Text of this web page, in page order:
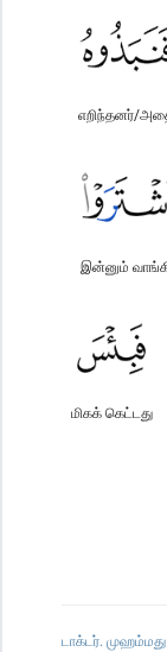
எறிந்தனர்/
இன்னும்
மிகக் கெட்டது
டாக்டர்.